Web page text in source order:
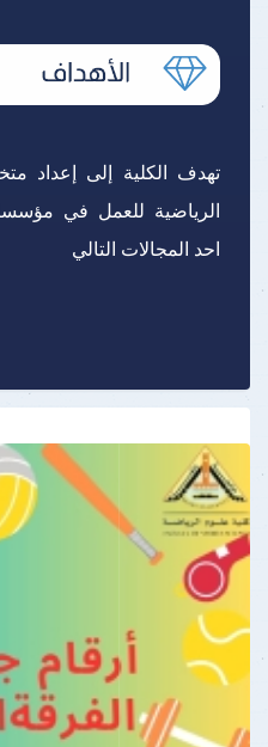
تهدف الكلية إلى إعداد
الرياضية للعمل في
احد المجالات التالي